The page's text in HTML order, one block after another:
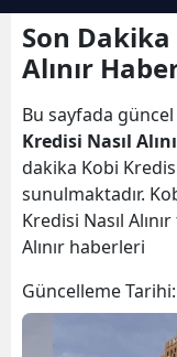
Son Dakika
Alınır
Bu sayfada
Kredisi Nasıl
dakika Kobi
sunulmaktadır.
Kredisi Nasıl
Alınır haberleri
Güncelleme Tarihi: